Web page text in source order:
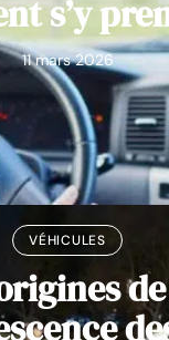
s’y
11 mars 2026
VÉHICULES